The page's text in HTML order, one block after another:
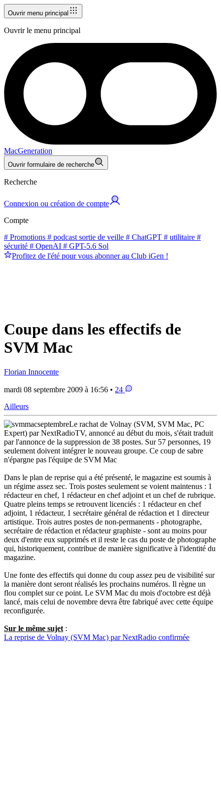
Ouvrir menu principal
Ouvrir le menu principal
MacGeneration
Ouvrir formulaire de recherche
Recherche
Connexion ou création de compte
Compte
# Promotions # podcast sortie de veille # ChatGPT # utilitaire #
sécurité # OpenAI # GPT-5.6 Sol
Profitez de l'été pour vous abonner au Club iGen !
Coupe dans les effectifs de
SVM Mac
Florian Innocente
mardi 08 septembre 2009 à 16:56 • 24
Ailleurs
Le rachat de Volnay (SVM, SVM Mac, PC
Expert) par NextRadioTV, annoncé au début du mois, s'était traduit
par l'annonce de la suppression de 38 postes. Sur 57 personnes, 19
seulement doivent intégrer le nouveau groupe. Ce coup de sabre
n'épargne pas l'équipe de SVM Mac
Dans le plan de reprise qui a été présenté, le magazine est soumis à
un régime assez sec. Trois postes seulement se voient maintenus : 1
rédacteur en chef, 1 rédacteur en chef adjoint et un chef de rubrique.
Quatre pleins temps se retrouvent licenciés : 1 rédacteur en chef
adjoint, 1 rédacteur, 1 secrétaire général de rédaction et 1 directeur
artistique. Trois autres postes de non-permanents - photographe,
secrétaire de rédaction et rédacteur graphiste - sont au moins pour
deux d'entre eux supprimés et il reste le cas du poste de photographe
qui, historiquement, contribue de manière significative à l'identité du
magazine.
Une fonte des effectifs qui donne du coup assez peu de visibilité sur
la manière dont seront réalisés les prochains numéros. Il règne un
flou complet sur ce point. Le SVM Mac du mois d'octobre est déjà
lancé, mais celui de novembre devra être fabriqué avec cette équipe
reconfigurée.
Sur le même sujet :
La reprise de Volnay (SVM Mac) par NextRadio confirmée